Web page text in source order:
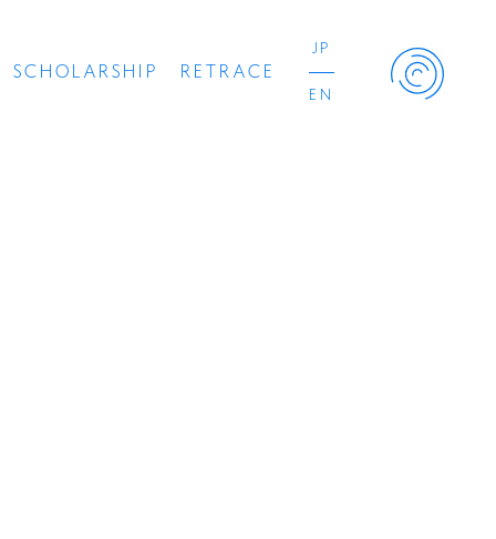
SCHOLARSHIP RETRACE
JP
EN